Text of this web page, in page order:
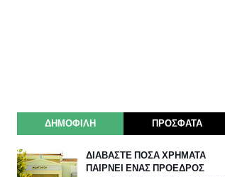
ΔΗΜΟΦΙΛΗ ΠΡΟΣΦΑΤΑ
ΔΙΑΒΑΣΤΕ ΠΟΣΑ ΧΡΗΜΑΤΑ
ΠΑΙΡΝΕΙ ΕΝΑΣ ΠΡΟΕΔΡΟΣ